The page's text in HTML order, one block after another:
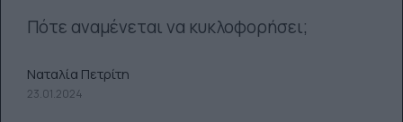
Πότε αναμένεται να κυκλοφορήσει;
Ναταλία Πετρίτη
23.01.2024